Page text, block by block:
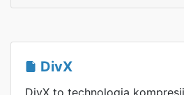
DivX
DivX to technologia